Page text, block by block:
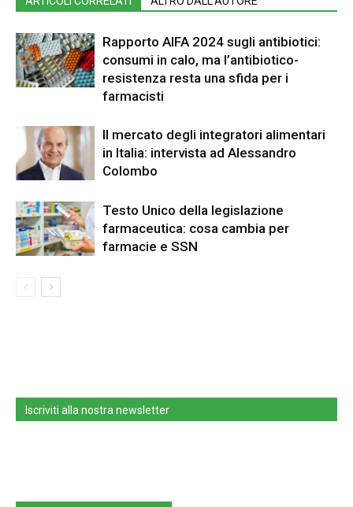
Rapporto AIFA 2024 sugli antibiotici:
consumi in calo, ma l’antibiotico-
resistenza resta una sfida per i
farmacisti
Il mercato degli integratori alimentari
in Italia: intervista ad Alessandro
Colombo
Testo Unico della legislazione
farmaceutica: cosa cambia per
farmacie e SSN
Iscriviti alla nostra newsletter